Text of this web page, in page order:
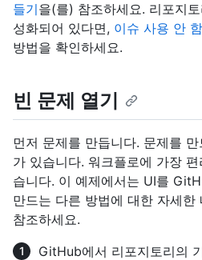
들기을(를) 참조하세요. 리포지
성화되어 있다면, 이슈 사용 안 함
방법을 확인하세요.
빈 문제 열기
먼저 문제를 만듭니다. 문제를
가 있습니다. 워크플로에 가장
습니다. 이 예제에서는 UI를
만드는 다른 방법에 대한 자세한
참조하세요.
GitHub에서 리포지토리의